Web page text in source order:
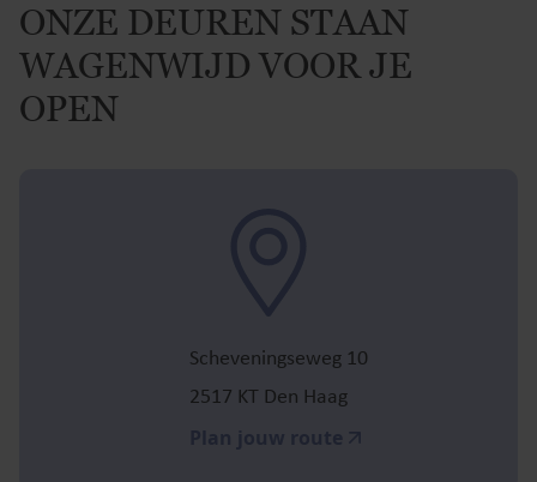
ONZE DEUREN STAAN
WAGENWIJD VOOR JE
OPEN
Scheveningseweg 10
2517 KT Den Haag